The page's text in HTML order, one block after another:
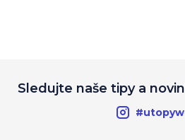
Sledujte naše tipy a